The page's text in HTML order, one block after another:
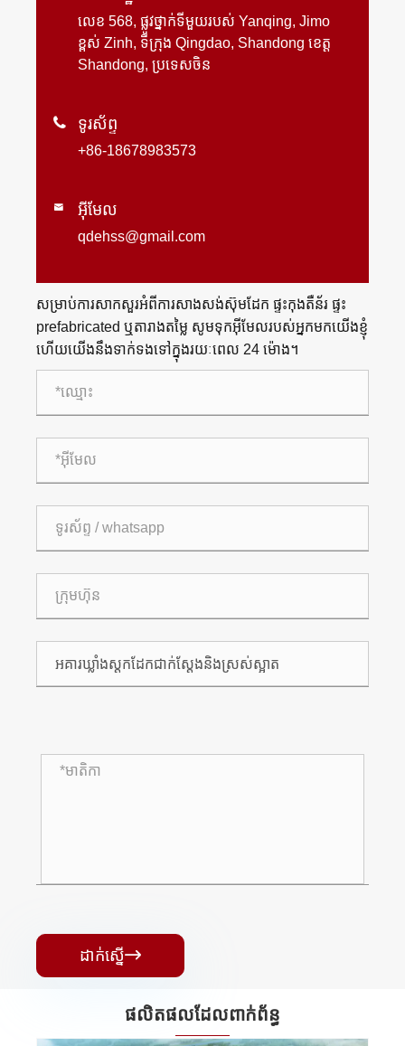
លេខ 568, ផ្លូវថ្នាក់ទីមួយរបស់ Yanqing, Jimo
ខ្ពស់ Zinh, ទីក្រុង Qingdao, Shandong ខេត្ត
Shandong, ប្រទេសចិន
 ទូរស័ព្ទ
+86-18678983573
 អ៊ីមែល
qdehss@gmail.com
សម្រាប់ការសាកសួរអំពីការសាងសង់ស៊ុមដែក ផ្ទះកុងតឺន័រ ផ្ទះ
prefabricated ឬតារាងតម្លៃ សូមទុកអ៊ីមែលរបស់អ្នកមកយើងខ្ញុំ
ហើយយើងនឹងទាក់ទងទៅក្នុងរយៈពេល 24 ម៉ោង។
ដាក់ស្នើ
ផលិតផលដែលពាក់ព័ន្ធ